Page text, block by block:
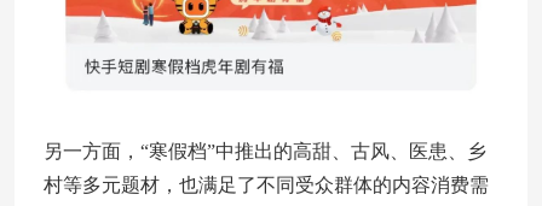
另一方面，“寒假档”中推出的高甜、古风、医患、乡
村等多元题材，也满足了不同受众群体的内容消费需